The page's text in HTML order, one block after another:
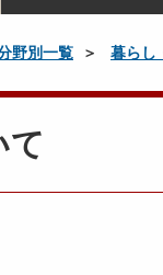
野別一覧 暮らし
て